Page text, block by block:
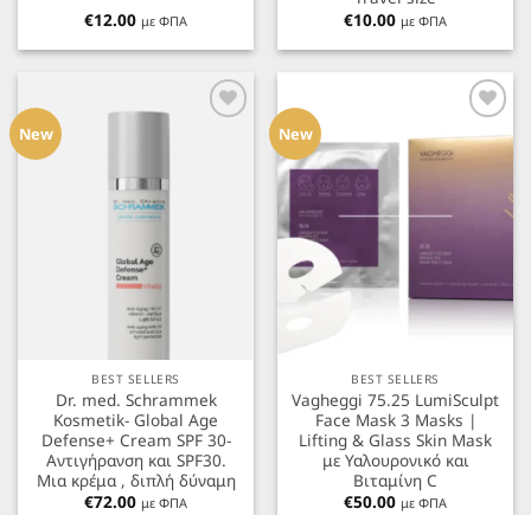
€12.00 με ΦΠΑ
€10.00 με ΦΠΑ
New
Προσθήκη
BEST SELLERS
Dr. med. Schrammek
Kosmetik- Global Age
Defense+ Cream SPF 30-
Αντιγήρανση και SPF30.
Μια κρέμα , διπλή δύναμη
€72.00 με ΦΠΑ
New
Προσθήκη
Αγαπημένα
BEST SELLERS
Vagheggi 75.25 LumiSculpt
Face Mask 3 Masks |
Lifting & Glass Skin Mask
με Υαλουρονικό και
Βιταμίνη C
€50.00 με ΦΠΑ